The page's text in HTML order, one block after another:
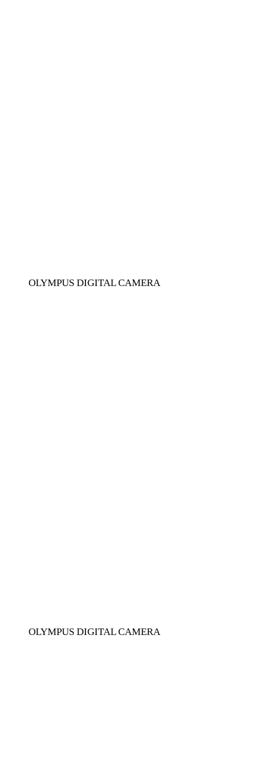
OLYMPUS DIGITAL CAMERA
OLYMPUS DIGITAL CAMERA